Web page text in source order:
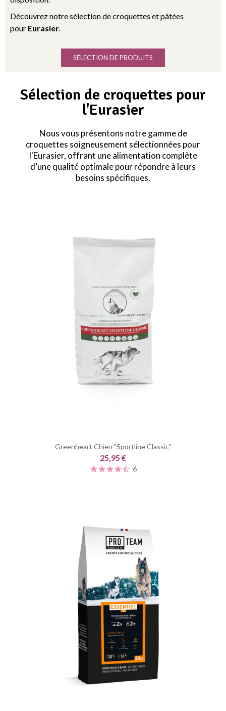
Découvrez notre sélection de croquettes et pâtées
pour Eurasier
SÉLECTION DE PRODUITS
Sélection de croquettes pour
l'Eurasier
Nous vous présentons notre gamme de
croquettes soigneusement sélectionnées pour
l'Eurasier, offrant une alimentation complète
d’une qualité optimale pour répondre à leurs
besoins spécifiques.
Greenheart Chien "Sportline Classic"
25,95 €
6